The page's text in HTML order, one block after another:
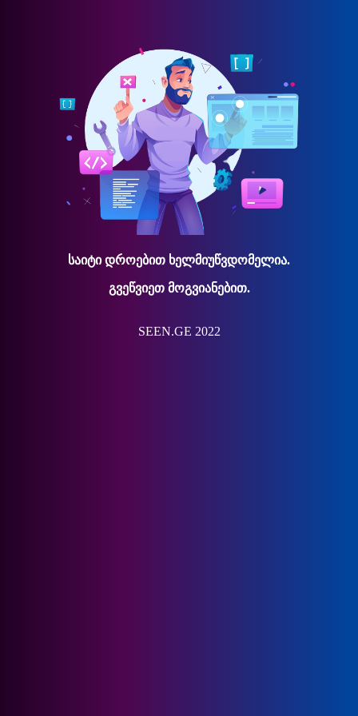
საიტი დროებით ხელმიუწვდომელია.
გვეწვიეთ მოგვიანებით.
SEEN.GE 2022